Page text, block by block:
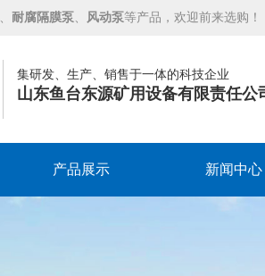
、 耐腐隔膜泵、 风动泵等产品，欢迎前来选购！
集研发、生产、销售于一体的科技企业
山东鱼台东源矿用设备有限责任公
产品展示 新闻中心